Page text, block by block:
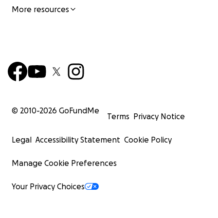
?
More resources
© 2010-2026 GoFundMe
Terms Privacy Notice
Legal Accessibility Statement Cookie Policy
Manage Cookie Preferences
Your Privacy Choices